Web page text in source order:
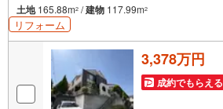
土地165.88m2 /建物 117.99m2
リフォーム
3,378万円
成約でもらえる